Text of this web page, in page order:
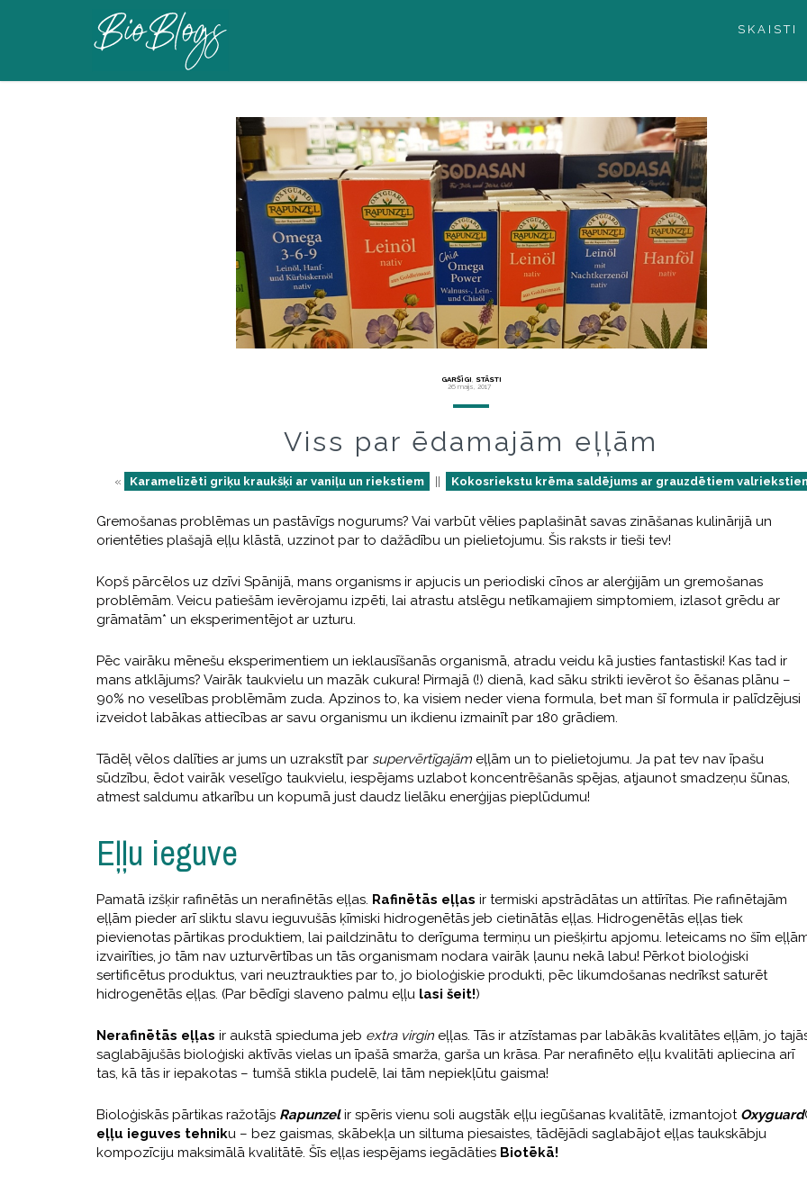
SKAISTI
GARŠĪGI, STĀSTI
26 maijs, 2017
Viss par ēdamajām eļļām
« Karamelizēti griķu kraukšķi ar vaniļu un riekstiem Kokosriekstu krēma saldējums ar grauzdētiem
Gremošanas problēmas un pastāvīgs nogurums? Vai varbūt vēlies paplašināt savas zināšanas kulinārijā un
orientēties plašajā eļļu klāstā, uzzinot par to dažādību un pielietojumu. Šis raksts ir tieši tev!
Kopš pārcēlos uz dzīvi Spānijā, mans organisms ir apjucis un periodiski cīnos ar alerģijām un gremošanas
problēmām. Veicu patiešām ievērojamu izpēti, lai atrastu atslēgu netīkamajiem simptomiem, izlasot grēdu ar
grāmatām* un eksperimentējot ar uzturu.
Pēc vairāku mēnešu eksperimentiem un ieklausīšanās organismā, atradu veidu kā justies fantastiski! Kas tad ir
mans atklājums? Vairāk taukvielu un mazāk cukura! Pirmajā (!) dienā, kad sāku strikti ievērot šo ēšanas plānu –
90% no veselības problēmām zuda. Apzinos to, ka visiem neder viena formula, bet man šī formula ir palīdzējusi
izveidot labākas attiecības ar savu organismu un ikdienu izmainīt par 180 grādiem.
Tādēļ vēlos dalīties ar jums un uzrakstīt par supervērtīgajām eļļām un to pielietojumu. Ja pat tev nav īpašu
sūdzību, ēdot vairāk veselīgo taukvielu, iespējams uzlabot koncentrēšanās spējas, atjaunot smadzeņu šūnas,
atmest saldumu atkarību un kopumā just daudz lielāku enerģijas pieplūdumu!
Eļļu ieguve
Pamatā izšķir rafinētās un nerafinētās eļļas. Rafinētās eļļas ir termiski apstrādātas un attīrītas. Pie rafinētajām
eļļām pieder arī sliktu slavu ieguvušās ķīmiski hidrogenētās jeb cietinātās eļļas. Hidrogenētās eļļas tiek
pievienotas pārtikas produktiem, lai paildzinātu to derīguma termiņu un piešķirtu apjomu. Ieteicams no šīm
izvairīties, jo tām nav uzturvērtības un tās organismam nodara vairāk ļaunu nekā labu! Pērkot bioloģiski
sertificētus produktus, vari neuztraukties par to, jo bioloģiskie produkti, pēc likumdošanas nedrīkst saturēt
hidrogenētās eļļas. (Par bēdīgi slaveno palmu eļļu lasi šeit!)
Nerafinētās eļļas ir aukstā spieduma jeb extra virgin eļļas. Tās ir atzīstamas par labākās kvalitātes eļļām, jo
saglabājušās bioloģiski aktīvās vielas un īpašā smarža, garša un krāsa. Par nerafinēto eļļu kvalitāti apliecina arī
tas, kā tās ir iepakotas – tumšā stikla pudelē, lai tām nepiekļūtu gaisma!
Bioloģiskās pārtikas ražotājs Rapunzelir spēris vienu soli augstāk eļļu iegūšanas kvalitātē, izmantojot Oxyguard
eļļu ieguves tehniku – bez gaismas, skābekļa un siltuma piesaistes, tādējādi saglabājot eļļas taukskābju
kompozīciju maksimālā kvalitātē. Šīs eļļas iespējams iegādāties Biotēkā!